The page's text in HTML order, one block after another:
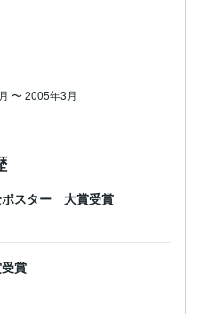
〜 2005年3月
ポスター 大賞受賞
賞